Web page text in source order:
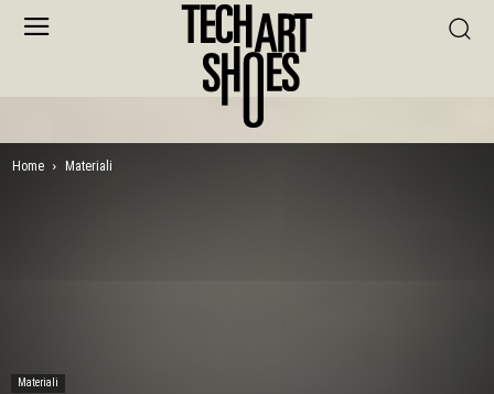
Home Materiali
Materiali